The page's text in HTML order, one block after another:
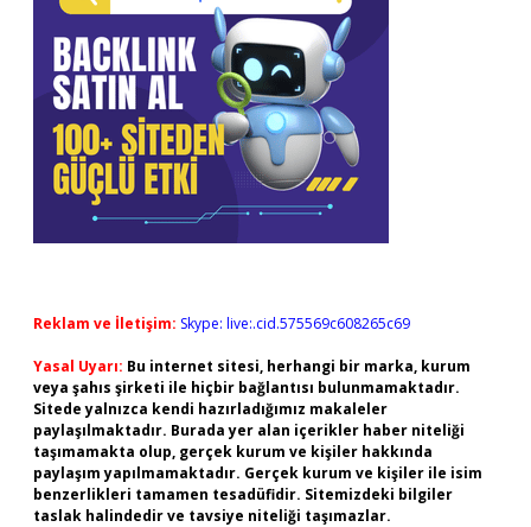
Reklam ve İletişim: Skype: live:.cid.575569c608265c69
Yasal Uyarı: Bu internet sitesi, herhangi bir marka, kurum
veya şahıs şirketi ile hiçbir bağlantısı bulunmamaktadır.
Sitede yalnızca kendi hazırladığımız makaleler
paylaşılmaktadır. Burada yer alan içerikler haber niteliği
taşımamakta olup, gerçek kurum ve kişiler hakkında
paylaşım yapılmamaktadır. Gerçek kurum ve kişiler ile isim
benzerlikleri tamamen tesadüfidir. Sitemizdeki bilgiler
taslak halindedir ve tavsiye niteliği taşımazlar.